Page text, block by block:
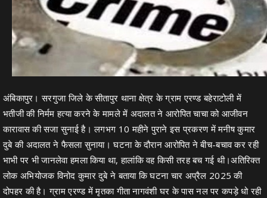
अंबिकापुर। सरगुजा जिले के सीतापुर थाना क्षेत्र के ग्राम एरण्ड बहेराटोली में
भतीजी की निर्मम हत्या करने के मामले में अदालत ने आरोपित चाचा को आजीवन
कारावास की सजा सुनाई है। लगभग 10 महीने पुराने इस प्रकरण में मनीष कुमार
दुबे की अदालत ने फैसला सुनाया। घटना के दौरान आरोपित ने बीच-बचाव कर रही
भाभी पर भी जानलेवा हमला किया था, हालांकि वह किसी तरह बच गई थी।अतिरिक्त
लोक अभियोजक विनोद कुमार दुबे ने बताया कि घटना चार अप्रैल 2025 की
दोपहर की है। ग्राम एरण्ड में मृतका गीता नागवंशी घर के पास नल पर कपड़े धो रही